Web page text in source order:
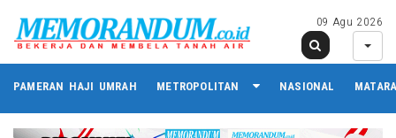
09 Agu 2026
PAMERAN HAJI UMRAH METROPOLITAN NASIONAL